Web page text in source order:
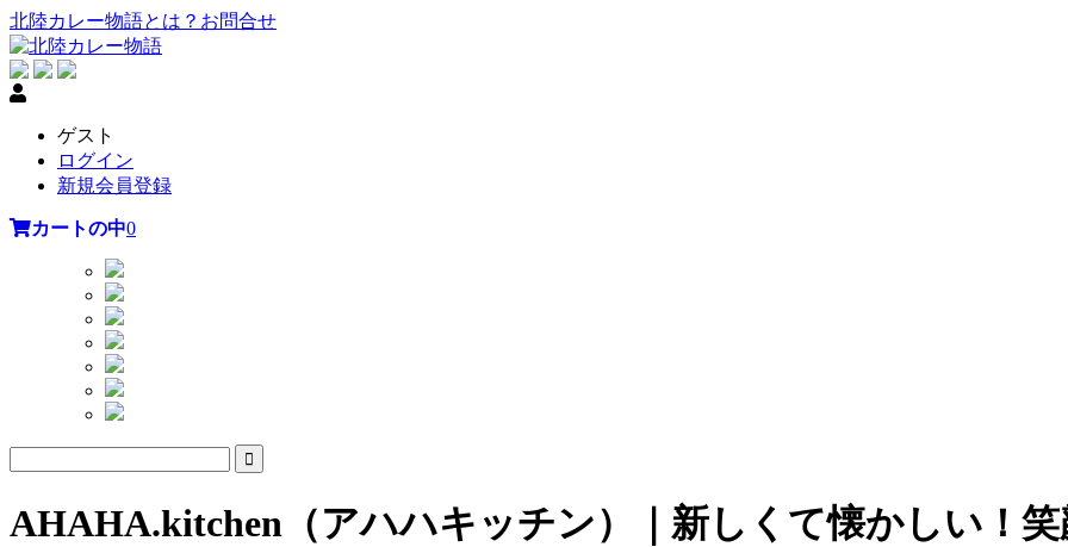
北陸カレー物語とは？ お問合せ
ゲスト
ログイン
新規会員登録
カートの中0
AHAHA.kitchen（アハハキッチン）｜新しくて懐かしい！